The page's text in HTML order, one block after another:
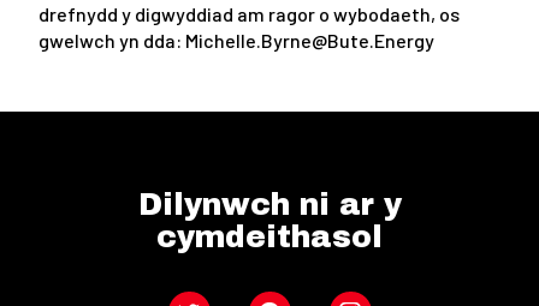
drefnydd y digwyddiad am ragor o wybodaeth, os
gwelwch yn dda: Michelle.Byrne@Bute.Energy
Dilynwch ni ar y
cymdeithasol